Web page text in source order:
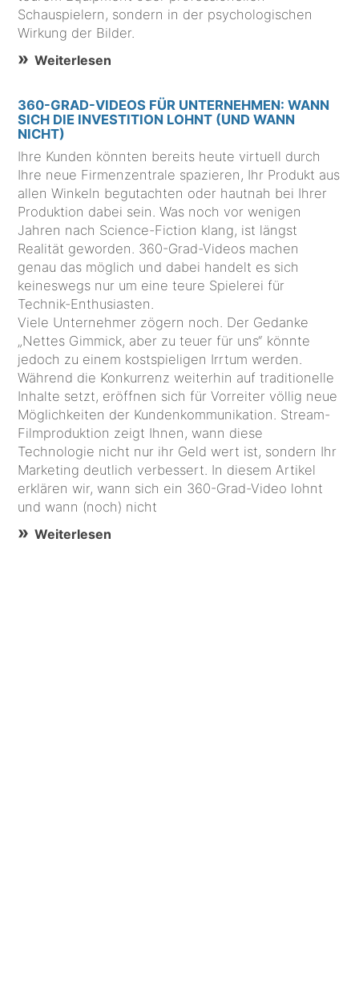
Schauspielern, sondern in der psychologischen
Wirkung der Bilder.
Weiterlesen
360-GRAD-VIDEOS FÜR UNTERNEHMEN: WANN
SICH DIE INVESTITION LOHNT (UND WANN
NICHT)
Ihre Kunden könnten bereits heute virtuell durch
Ihre neue Firmenzentrale spazieren, Ihr Produkt aus
allen Winkeln begutachten oder hautnah bei Ihrer
Produktion dabei sein. Was noch vor wenigen
Jahren nach Science-Fiction klang, ist längst
Realität geworden. 360-Grad-Videos machen
genau das möglich und dabei handelt es sich
keineswegs nur um eine teure Spielerei für
Technik-Enthusiasten.
Viele Unternehmer zögern noch. Der Gedanke
„Nettes Gimmick, aber zu teuer für uns“ könnte
jedoch zu einem kostspieligen Irrtum werden.
Während die Konkurrenz weiterhin auf traditionelle
Inhalte setzt, eröffnen sich für Vorreiter völlig neue
Möglichkeiten der Kundenkommunikation. Stream-
Filmproduktion zeigt Ihnen, wann diese
Technologie nicht nur ihr Geld wert ist, sondern Ihr
Marketing deutlich verbessert. In diesem Artikel
erklären wir, wann sich ein 360-Grad-Video lohnt
und wann (noch) nicht
Weiterlesen